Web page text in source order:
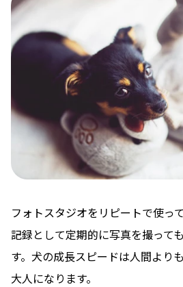
フォトスタジオをリピートで使っ
記録として定期的に写真を撮って
す。犬の成長スピードは人間より
大人になります。